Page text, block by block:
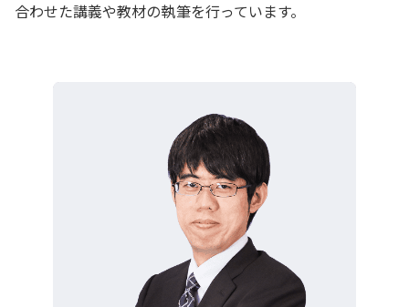
合わせた講義や教材の執筆を行っています。